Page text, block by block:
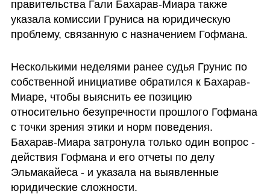
правительства Гали Бахарав-Миара также
указала комиссии Груниса на юридическую
проблему, связанную с назначением Гофмана.
Несколькими неделями ранее судья Грунис по
собственной инициативе обратился к Бахарав-
Миаре, чтобы выяснить ее позицию
относительно безупречности прошлого Гофмана
с точки зрения этики и норм поведения.
Бахарав-Миара затронула только один вопрос -
действия Гофмана и его отчеты по делу
Эльмакайеса - и указала на выявленные
юридические сложности.